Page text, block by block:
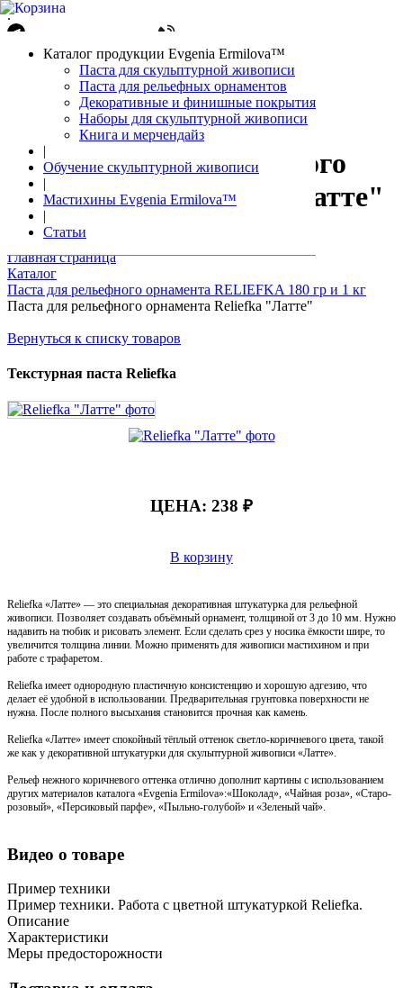
.
Авторизация
0 позиций
Каталог продукции Evgenia Ermilova™
Паста для скульптурной живописи
Паста для рельефных орнаментов
Декоративные и финишные покрытия
Наборы для скульптурной живописи
Книга и мерчендайз
|
Обучение скульптурной живописи
|
Мастихины Evgenia Ermilova™
|
Статьи
Паста для рельефного
орнамента Reliefka "Латте"
Главная страница
Каталог
Паста для рельефного орнамента RELIEFKA 180 гр и 1 кг
Паста для рельефного орнамента Reliefka "Латте"
Вернуться к списку товаров
Текстурная паста Reliefka
ЦЕНА: 238 ₽
В корзину
Reliefka «Латте» — это специальная декоративная штукатурка для рельефной
живописи. Позволяет создавать объёмный орнамент, толщиной от 3 до 10 мм. Нужно
надавить на тюбик и рисовать элемент. Если сделать срез у носика ёмкости шире, то
увеличится толщина линии. Можно применять для живописи мастихином и при
работе с трафаретом.
Reliefka имеет однородную пластичную консистенцию и хорошую адгезию, что
делает её удобной в использовании. Предварительная грунтовка поверхности не
нужна. После полного высыхания становится прочная как камень.
Reliefka «Латте» имеет спокойный тёплый оттенок светло-коричневого цвета, такой
же как у декоративной штукатурки для скульптурной живописи «Латте».
Рельеф нежного коричневого оттенка отлично дополнит картины с использованием
других материалов каталога «Evgenia Ermilova»:«Шоколад», «Чайная роза», «Старо-
розовый», «Персиковый парфе», «Пыльно-голубой» и «Зеленый чай».
Видео о товаре
Пример техники
Пример техники. Работа с цветной штукатуркой Reliefka.
Описание
Характеристики
Меры предосторожности